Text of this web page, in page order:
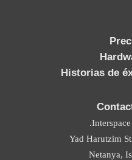
Historias de
Interspace
19 Yad Harutzim
Netanya,